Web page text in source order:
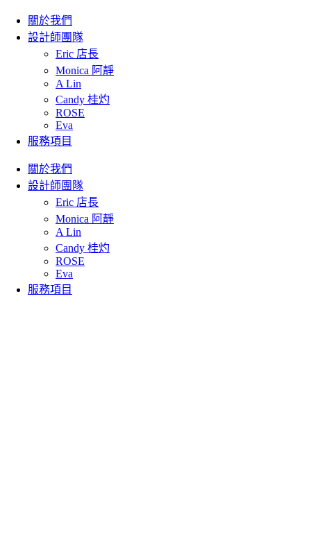
關於我們
設計師團隊
Eric 店長
Monica 阿靜
A Lin
Candy 桂灼
ROSE
Eva
服務項目
關於我們
設計師團隊
Eric 店長
Monica 阿靜
A Lin
Candy 桂灼
ROSE
Eva
服務項目